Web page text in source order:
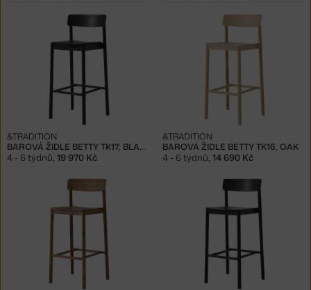
BAROVÁ ŽIDLE BETTY TK17, BLACK LEATHER
&TRADITION
4 - 6 týdnů 19 970 Kč
BAROVÁ ŽIDLE BETTY TK16, OAK
&TRADITION
4 - 6 týdnů 14 690 Kč